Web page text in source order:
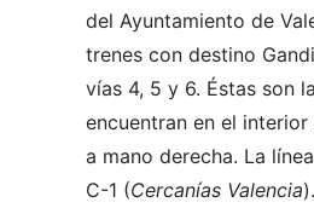
del Ayuntamiento de
trenes con destino
vías 4, 5 y 6. Éstas son
encuentran en el
a mano derecha. La
C-1 (Cercanías Valencia